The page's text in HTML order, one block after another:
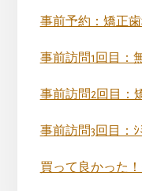
事前予約：矯正
事前訪問1回目：
事前訪問2回目：
事前訪問3回目：ｼ
買って良かった